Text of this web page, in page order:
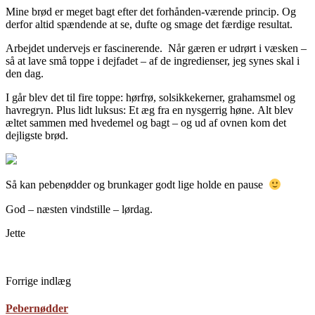
Mine brød er meget bagt efter det forhånden-værende princip. Og
derfor altid spændende at se, dufte og smage det færdige resultat.
Arbejdet undervejs er fascinerende. Når gæren er udrørt i væsken –
så at lave små toppe i dejfadet – af de ingredienser, jeg synes skal i
den dag.
I går blev det til fire toppe: hørfrø, solsikkekerner, grahamsmel og
havregryn. Plus lidt luksus: Et æg fra en nysgerrig høne. Alt blev
æltet sammen med hvedemel og bagt – og ud af ovnen kom det
dejligste brød.
Så kan pebenødder og brunkager godt lige holde en pause
God – næsten vindstille – lørdag.
Jette
Forrige indlæg
Pebernødder